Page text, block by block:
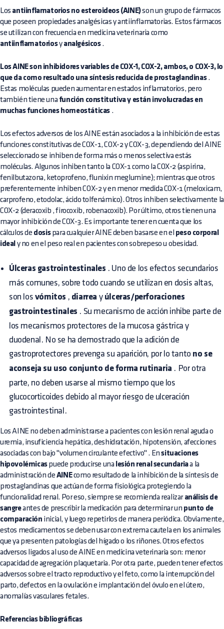
Los antiinflamatorios no esteroideos (AINE)son un grupo de fármacos
que poseen propiedades analgésicas y antiinflamatorias. Estos fármacos
se utilizan con frecuencia en medicina veterinaria como
antiinflamatoriosy analgésicos.
Los AINE son inhibidores variables de COX-1, COX-2, ambos, o COX-3, lo
que da como resultado una síntesis reducida de prostaglandinas.
Estas moléculas pueden aumentar en estados inflamatorios, pero
también tiene una función constitutiva y están involucradas en
muchas funciones homeostáticas .
Los efectos adversos de los AINE están asociados a la inhibición de estas
funciones constitutivas de COX-1, COX-2 y COX-3, dependiendo del AINE
seleccionado se inhiben de forma más o menos selectiva estás
moléculas. Algunos inhiben tanto la COX-1 como la COX-2 (aspirina,
fenilbutazona, ketoprofeno, flunixin meglumine); mientras que otros
preferentemente inhiben COX-2 y en menor medida COX-1 (meloxicam,
carprofeno, etodolac, ácido tolfenámico). Otros inhiben selectivamente la
COX-2 (deracoxib , firocoxib, robenacoxib). Por último, otros tienen una
mayor inhibición de COX-3. Es importante tener en cuenta que los
cálculos de dosispara cualquier AINE deben basarse en el peso corporal
ideal y no en el peso real en pacientes con sobrepeso u obesidad.
Úlceras gastrointestinales . Uno de los efectos secundarios
más comunes, sobre todo cuando se utilizan en dosis altas,
son los vómitos , diarrea y úlceras/perforaciones
gastrointestinales . Su mecanismo de acción inhibe parte de
los mecanismos protectores de la mucosa gástrica y
duodenal. No se ha demostrado que la adición de
gastroprotectores prevenga su aparición, por lo tanto no se
aconseja su uso conjunto de forma rutinaria . Por otra
parte, no deben usarse al mismo tiempo que los
glucocorticoides debido al mayor riesgo de ulceración
gastrointestinal.
Los AINE no deben administrarse a pacientes con lesión renal aguda o
uremia, insuficiencia hepática, deshidratación, hipotensión, afecciones
asociadas con bajo "volumen circulante efectivo" . Ensituaciones
hipovolémicaspuede producirse una lesión renal secundariaa la
administración de AINEcomo resultado de la inhibición de la síntesis de
prostaglandinas que actúan de forma fisiológica protegiendo la
funcionalidad renal. Por eso, siempre se recomienda realizar análisis de
sangreantes de prescribir la medicación para determinar un punto de
comparación inicial, y luego repetirlos de manera periódica. Obviamente,
estos medicamentos se deben usar con extrema cautela en los animales
que ya presenten patologías del hígado o los riñones. Otros efectos
adversos ligados al uso de AINE en medicina veterinaria son: menor
capacidad de agregación plaquetaria. Por otra parte, pueden tener efectos
adversos sobre el tracto reproductivo y el feto, como la interrupción del
parto, defectos en la ovulación e implantación del óvulo en el útero,
anomalías vasculares fetales.
Referencias bibliográficas